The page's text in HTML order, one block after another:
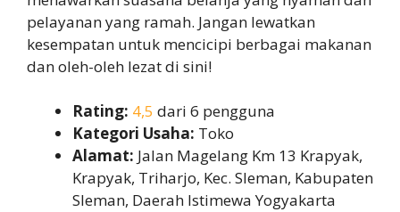
pelayanan yang ramah. Jangan lewatkan
kesempatan untuk mencicipi berbagai makanan
dan oleh-oleh lezat di sini!
Rating: 4,5 dari 6 pengguna
Kategori Usaha: Toko
Alamat: Jalan Magelang Km 13 Krapyak,
Krapyak, Triharjo, Kec. Sleman, Kabupaten
Sleman, Daerah Istimewa Yogyakarta